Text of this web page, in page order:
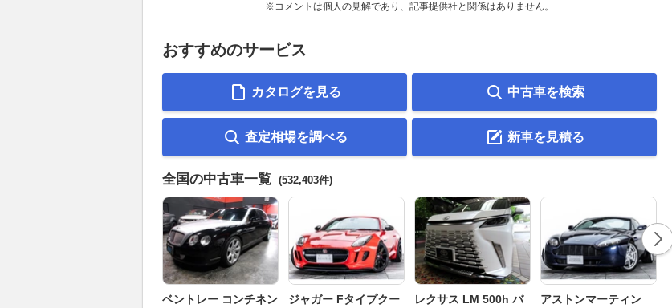
※コメントは個人の見解であり、記事提供社と関係はありません。
おすすめのサービス
カタログを見る 中古車を検索
査定相場を調べる 新車を見積る
全国の中古車一覧 (532,403件)
ベントレー コンチネン
ジャガー Fタイプクー
レクサス LM 500h バ
アストンマーティン